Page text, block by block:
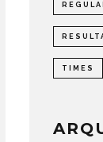
TIMES